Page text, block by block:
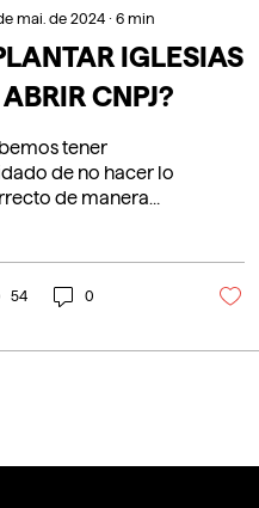
mai. de 2024 ∙ 6 min
IGLESIAS
CNPJ?
tener
de no hacer lo
de manera
54 0